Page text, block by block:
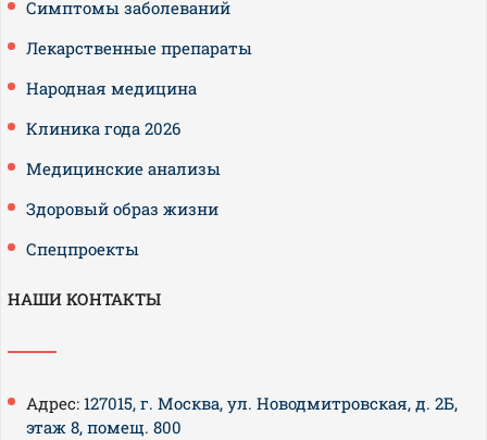
Симптомы заболеваний
Лекарственные препараты
Народная медицина
Клиника года 2026
Медицинские анализы
Здоровый образ жизни
Спецпроекты
НАШИ КОНТАКТЫ
Адрес: 127015, г. Москва, ул. Новодмитровская, д. 2Б,
этаж 8, помещ. 800